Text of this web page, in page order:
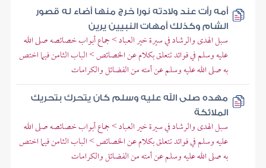
أمه رأت عند ولادته نورا خرج منها أضاء له قصور
الشام وكذلك أمهات النبيين يرين
سبل الهدى والرشاد في سيرة خير العباد > جماع أبواب خصائصه صلى الله
عليه وسلم في فوائد تتعلق بكلام عن الخصائص > الباب الثامن فيما اختص
به صلى الله عليه وسلم عن أمته من الفضائل والكرامات
مهده صلى الله عليه وسلم كان يتحرك بتحريك
الملائكة
سبل الهدى والرشاد في سيرة خير العباد > جماع أبواب خصائصه صلى الله
عليه وسلم في فوائد تتعلق بكلام عن الخصائص > الباب الثامن فيما اختص
به صلى الله عليه وسلم عن أمته من الفضائل والكرامات